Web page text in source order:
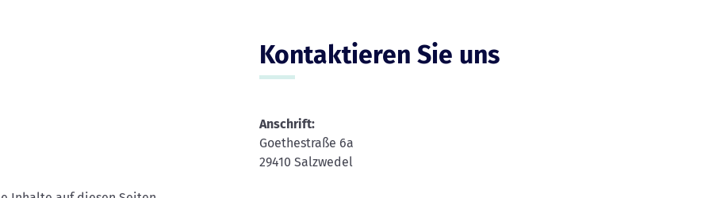
Kontaktieren Sie uns
Anschrift:
Goethestraße 6a
29410 Salzwedel